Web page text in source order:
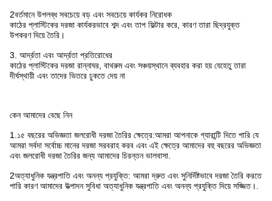
2বর্তমানে উপলব্ধ সবচেয়ে বড় এবং সবচেয়ে কার্যকর নিরোধক
কাঠের প্লাস্টিকের দরজা কার্যকরভাবে শব্দ এবং তাপ ফিল্টার করে, কারণ তারা ছিদ্রযুক্ত
উপকরণ দিয়ে তৈরি।
3. আর্দ্রতা এবং আর্দ্রতা প্রতিরোধের
কাঠের প্লাস্টিকের দরজা রান্নাঘর, বাথরুম এবং সঞ্চয়স্থানে ব্যবহার করা হয় যেহেতু তারা
দীর্ঘস্থায়ী এবং তাদের ভিতরে ঢুকতে দেয় না
কেন আমাদের বেছে নিন
1.১৫ বছরের অভিজ্ঞতা জলরোধী দরজা তৈরির ক্ষেত্রে:আমরা আপনাকে গ্যারান্টি দিতে পারি যে
আমরা সর্বদা সর্বোচ্চ মানের দরজা সরবরাহ করব এবং এই ক্ষেত্রে আমাদের বহু বছরের অভিজ্ঞতা
এবং জলরোধী দরজা তৈরির জন্য আমাদের চিরন্তন ভালবাসা.
2অত্যাধুনিক যন্ত্রপাতি এবং অনন্য প্রযুক্তি: আমরা দ্রুত এবং সুনির্দিষ্টভাবে দরজা তৈরি করতে
পারি কারণ আমাদের উত্পাদন সুবিধা অত্যাধুনিক যন্ত্রপাতি এবং অনন্য প্রযুক্তি দিয়ে সজ্জিত।.